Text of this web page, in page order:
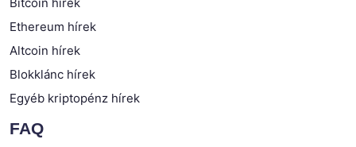
Ethereum hírek
Altcoin hírek
Blokklánc hírek
Egyéb kriptopénz hírek
FAQ